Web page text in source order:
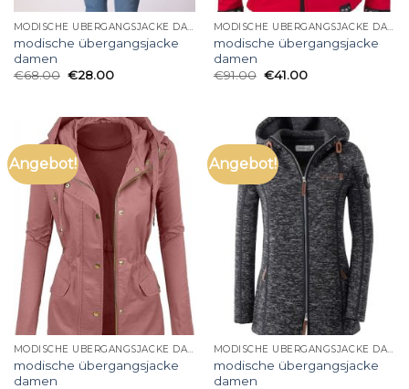
MODISCHE ÜBERGANGSJACKE DAMEN
modische übergangsjacke
damen
€68.00 €28.00
MODISCHE ÜBERGANGSJACKE DAMEN
modische übergangsjacke
damen
€91.00 €41.00
Angebot!
MODISCHE ÜBERGANGSJACKE DAMEN
modische übergangsjacke
damen
Angebot!
MODISCHE ÜBERGANGSJACKE DAMEN
modische übergangsjacke
damen